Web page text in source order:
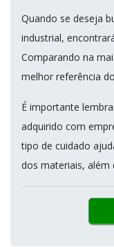
Quando se deseja
industrial,
Comparando na
melhor referência
É importante
adquirido com
tipo de cuidado
dos materiais, além